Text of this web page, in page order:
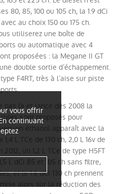
vous offrir
continuant
80, 85, 100 ou 105 ch, la 1.9 dCi
au choix 150 ou 175 ch.
utiliserez une boîte de
ou automatique avec 4
proposées : la Megane II GT
double sortie d’échappement.
F4RT, très à l’aise sur piste
pas là et lance dès 2008 la
sont proposés pour
éthanol apparaît avec la
1,4 L TCe de 130 ch, 2,0 L 16v de
2012, un 1,2 L TCe de type H5FT
L dCi 85 et 105 ch sans filtre,
et le 1.6 dCi 130 ch prennent
alors sur la réduction des